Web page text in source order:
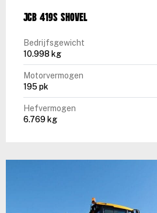
JCB 419S shovel
Bedrijfsgewicht
10.998 kg
Motorvermogen
195 pk
Hefvermogen
6.769 kg